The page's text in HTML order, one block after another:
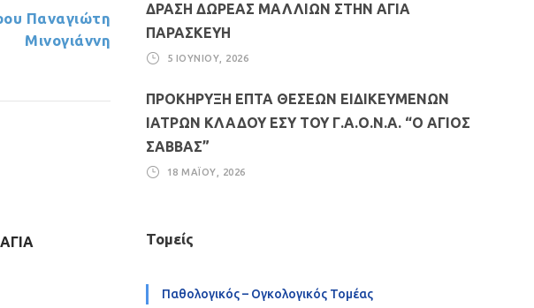
Παναγιώτη
Μινογιάννη
ΔΡΑΣΗ ΔΩΡΕΑΣ ΜΑΛΛΙΩΝ ΣΤΗΝ ΑΓΙΑ
ΠΑΡΑΣΚΕΥΗ
5 ΙΟΥΝΊΟΥ, 2026
ΠΡΟΚΗΡΥΞΗ ΕΠΤΑ ΘΕΣΕΩΝ ΕΙΔΙΚΕΥΜΕΝΩΝ
ΙΑΤΡΩΝ ΚΛΑΔΟΥ ΕΣΥ ΤΟΥ Γ.Α.Ο.Ν.Α. “Ο ΑΓΙΟΣ
ΣΑΒΒΑΣ”
18 ΜΑΪ́ΟΥ, 2026
Τομείς
Παθολογικός – Ογκολογικός Τομέας